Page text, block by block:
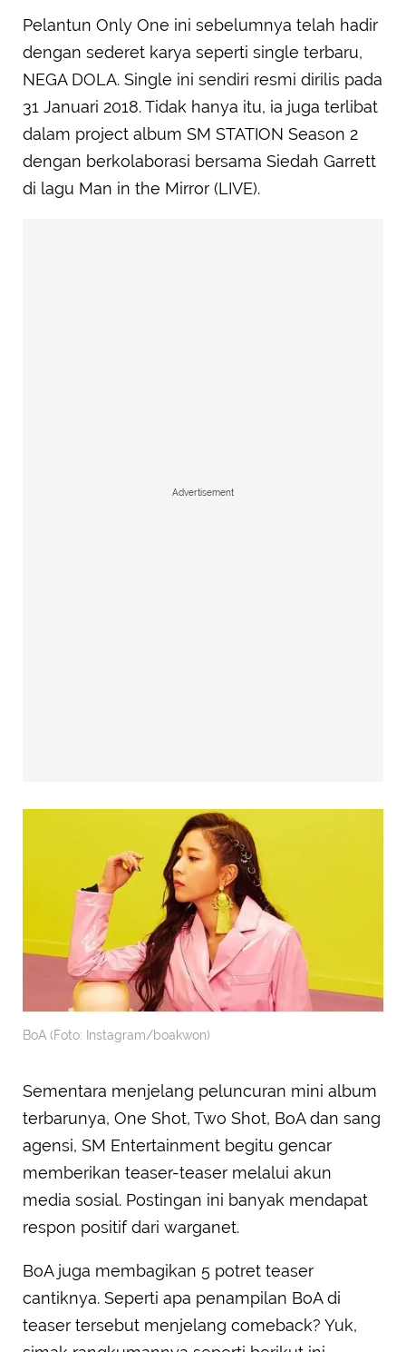
Pelantun Only One ini sebelumnya telah hadir
dengan sederet karya seperti single terbaru,
NEGA DOLA. Single ini sendiri resmi dirilis pada
31 Januari 2018. Tidak hanya itu, ia juga terlibat
dalam project album SM STATION Season 2
dengan berkolaborasi bersama Siedah Garrett
di lagu Man in the Mirror (LIVE).
Advertisement
BoA (Foto: Instagram/boakwon)
Sementara menjelang peluncuran mini album
terbarunya, One Shot, Two Shot, BoA dan sang
agensi, SM Entertainment begitu gencar
memberikan teaser-teaser melalui akun
media sosial. Postingan ini banyak mendapat
respon positif dari warganet.
BoA juga membagikan 5 potret teaser
cantiknya. Seperti apa penampilan BoA di
teaser tersebut menjelang comeback? Yuk,